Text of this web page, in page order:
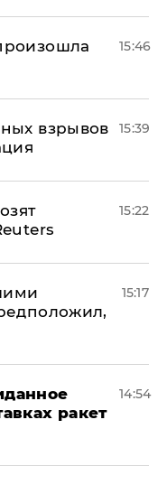
15:46
взрывов
15:39
15:22
15:17
ракет
14:54